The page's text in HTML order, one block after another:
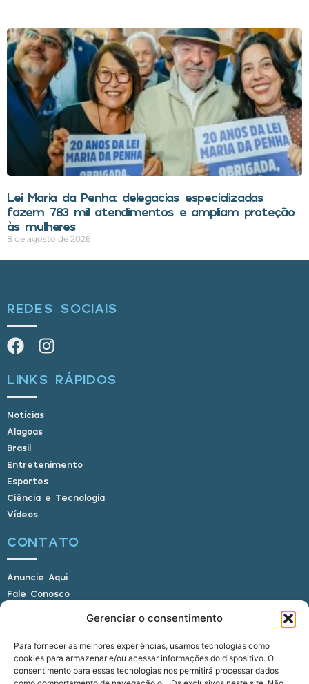
Gerenciar o consentimento
Para fornecer as melhores experiências, usamos tecnologias como
cookies para armazenar e/ou acessar informações do dispositivo. O
consentimento para essas tecnologias nos permitirá processar dados
Lei Maria da Penha: delegacias especializadas
fazem 783 mil atendimentos e ampliam proteção
às mulheres
8 de agosto de 2026
REDES SOCIAIS
LINKS RÁPIDOS
Notícias
Alagoas
Brasil
Entretenimento
Esportes
Ciência e Tecnologia
Vídeos
CONTATO
Anuncie Aqui
Fale Conosco
E-mail: alagoasbrasilnoticias@gmail.com